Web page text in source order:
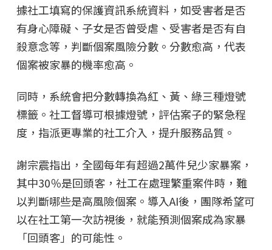
據社工填寫的保護資訊系統資料，如受害者是否
有身心障礙、子女是否曾受虐、受害者是否有自
殺意念等，判斷個案風險分數。分數愈高，代表
個案被家暴的機率愈高。
同時，系統會把分數轉換為紅、黃、綠三種燈號
標籤。社工督導可根據燈號，評估案子的緊急程
度，指派更專業的社工介入，提升服務品質。
謝宗震指出，全國每年有超過2萬件兒少家暴案，
其中30％是回頭客，社工在處理繁重案件時，難
以判斷哪些是高風險個案。導入AI後，團隊希望可
以在社工第一次訪視後，就能預測個案成為家暴
「回頭客」的可能性。